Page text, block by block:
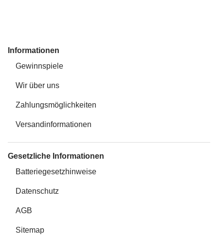
Informationen
Gewinnspiele
Wir über uns
Zahlungsmöglichkeiten
Versandinformationen
Gesetzliche Informationen
Batteriegesetzhinweise
Datenschutz
AGB
Sitemap